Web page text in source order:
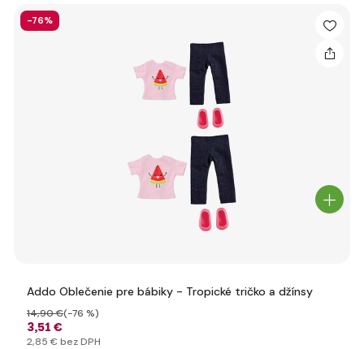
-76%
Addo Oblečenie pre bábiky - Tropické tričko a džínsy
3,51 €
14,90 €(-76 %)
2,85 € bez DPH